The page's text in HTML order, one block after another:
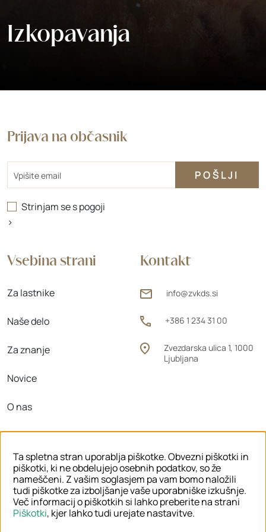
Izkopavanja
Kontakt
info@zvkds.si
+386 1 234 31 00
Zvezdarska ulica 1, 1000
Ljubljana
Vsebina strani
Za lastnike
Naše delo
Za znanje
Novice
O nas
Območne enote
Prijava na občasnik
Strinjam se spogoji
>
© 2026 ZVKDS
PRAVNO OBVESTILO
Ta spletna stran uporablja piškotke. Obvezni piškotki in
piškotki, ki ne obdelujejo osebnih podatkov, so že
nameščeni. Z vašim soglasjem pa vam bomo naložili
tudi piškotke za izboljšanje vaše uporabniške izkušnje.
Več informacij o piškotkih si lahko preberite na strani
Piškotki, kjer lahko tudi urejate nastavitve.